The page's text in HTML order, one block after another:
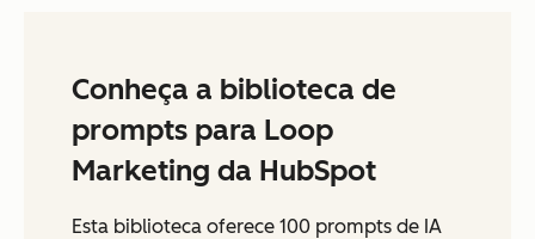
Conheça a biblioteca de
prompts para Loop
Marketing da HubSpot
Esta biblioteca oferece 100 prompts de IA